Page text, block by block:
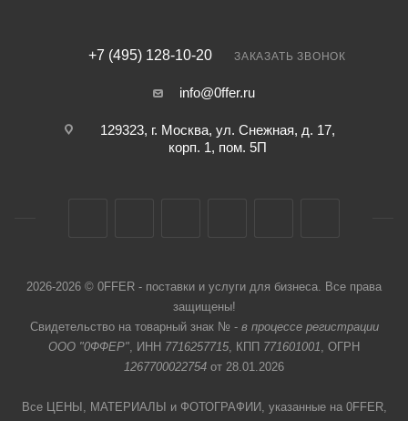
+7 (495) 128-10-20 ЗАКАЗАТЬ ЗВОНОК
info@0ffer.ru
129323, г. Москва, ул. Снежная, д. 17,
корп. 1, пом. 5П
2026-2026 © 0FFER - поставки и услуги для бизнеса. Все права
защищены!
Свидетельство на товарный знак № - в процессе регистрации
ООО "0ФФЕР", ИНН 7716257715, КПП 771601001, ОГРН
1267700022754 от 28.01.2026
Все ЦЕНЫ, МАТЕРИАЛЫ и ФОТОГРАФИИ, указанные на 0FFER,